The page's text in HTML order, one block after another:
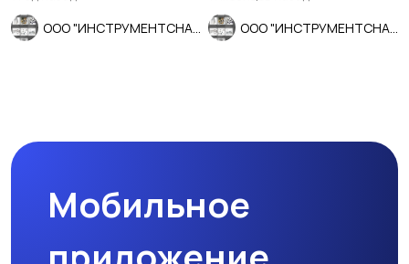
Мобильное